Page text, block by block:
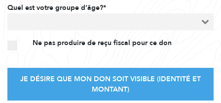
Quel est votre groupe d’âge?*
Ne pas produire de reçu fiscal pour ce don
JE DÉSIRE QUE MON DON SOIT VISIBLE (IDENTITÉ ET
MONTANT)